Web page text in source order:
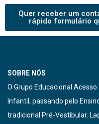
Quer receber um
rápido formulário
SOBRE NÓS
O Grupo Educacional
Infantil, passando pelo
tradicional Pré-Vestibular.